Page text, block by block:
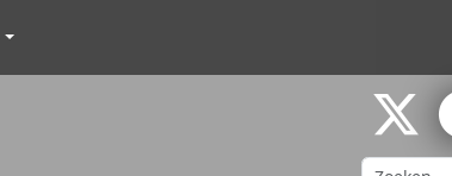
Zoeken